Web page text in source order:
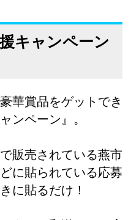
キャンペーン
華賞品をゲットでき
ンペーン』。
販売されている燕市
に貼られている応募
に貼るだけ！